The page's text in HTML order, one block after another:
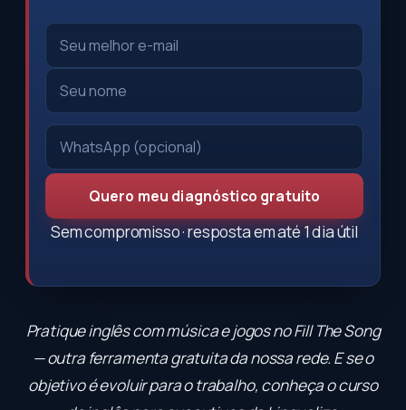
Quero meu diagnóstico gratuito
Sem compromisso · resposta em até 1 dia útil
Pratique inglês com música e jogos noFill The Song
— outra ferramenta gratuita da nossa rede. E se o
objetivo é evoluir para o trabalho, conheça ocurso